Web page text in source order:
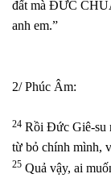
đất mà ĐỨC
anh em.”
2/ Phúc Âm:
24 Rồi Đức Giê-su
từ bỏ chính mình,
25 Quả vậy, ai